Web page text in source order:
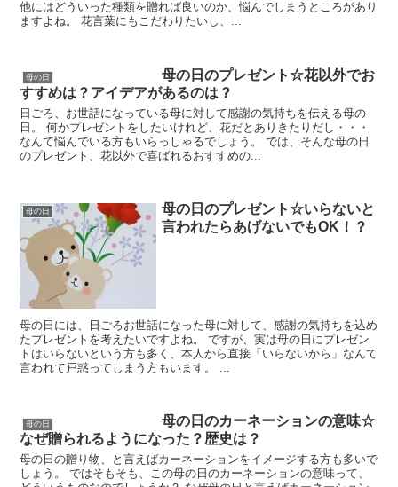
他にはどういった種類を贈れば良いのか、悩んでしまうところがあり
ますよね。 花言葉にもこだわりたいし、...
母の日
母の日のプレゼント☆花以外でお
すすめは？アイデアがあるのは？
日ごろ、お世話になっている母に対して感謝の気持ちを伝える母の
日。 何かプレゼントをしたいけれど、花だとありきたりだし・・・
なんて悩んでいる方もいらっしゃるでしょう。 では、そんな母の日
のプレゼント、花以外で喜ばれるおすすめの...
母の日
母の日のプレゼント☆いらないと
言われたらあげないでもOK！？
母の日には、日ごろお世話になった母に対して、感謝の気持ちを込め
たプレゼントを考えたいですよね。 ですが、実は母の日にプレゼン
トはいらないという方も多く、本人から直接「いらないから」なんて
言われて戸惑ってしまう方もいます。 ...
母の日
母の日のカーネーションの意味☆
なぜ贈られるようになった？歴史は？
母の日の贈り物、と言えばカーネーションをイメージする方も多いで
しょう。 ではそもそも、この母の日のカーネーションの意味って、